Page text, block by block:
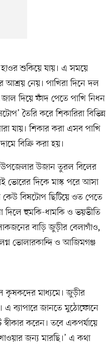
শুকিয়ে যায়। এ সময়ে
আশ্রয় নেয়। পাখিরা দিনে দল
জাল দিয়ে ফাঁদ পেতে পাখি নিধন
তৈরি করে শিকারিরা বিভিন্ন
যায়। শিকার করা এসব পাখি
বিক্রি করা হয়।
উজান তুরল বিলের
ভোরের দিকে মাস্ক পরে আসা
কেউ বিষটোপ ছিটিয়ে ওত পেতে
দিলে হুমকি-ধামকি ও ভয়ভীতি
বাড়ি জুড়ীর বেলাগাঁও,
ভোলারকান্দি ও আজিমগঞ্জ
কৃষকদের মাধ্যমে। জুড়ীর
এ ব্যাপারে জানতে মুঠোফোনে
করেন। তবে একপর্যায়ে
জন্য মারছি।’ এ কথা